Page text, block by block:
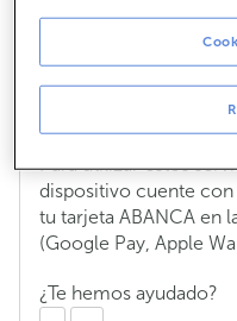
Esta tecnología es la
Google Pay,
usarla con tus tarjetas
directamente en
Para utilizar estos
dispositivo cuente con
tu tarjeta ABANCA en
(Google Pay, Apple
¿Te hemos ayudado?